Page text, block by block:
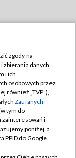
zgody na
zbierania danych,
i ich
osobowych przez
również „TVP”),
Zaufanych
tym do
zainteresowań i
poniżej, a
PPID do Google.